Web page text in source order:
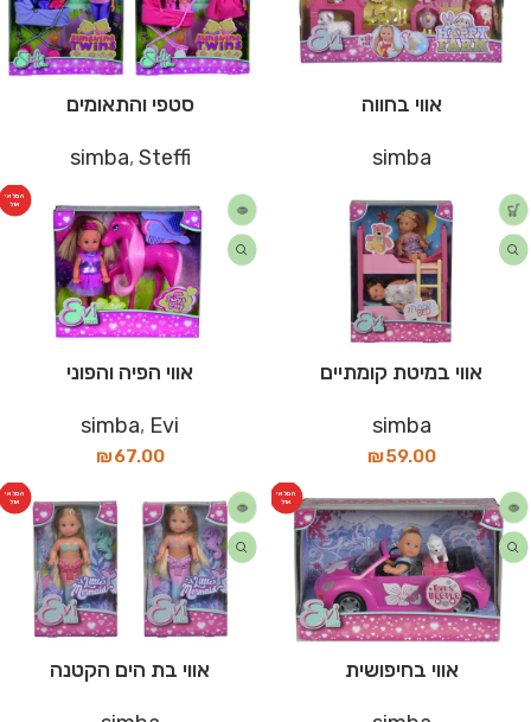
אווי בחווה
simba
סטפי והתאומים
simba,Steffi
אווי במיטת קומתיים
simba
₪59.00
המלאי
אזל
אווי הפיה והפוני
simba, Evi
₪67.00
המלאי
אזל
אווי בחיפושית
המלאי
אזל
אווי בת הים הקטנה